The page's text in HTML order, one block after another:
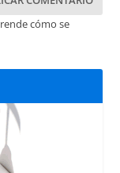
cómo se